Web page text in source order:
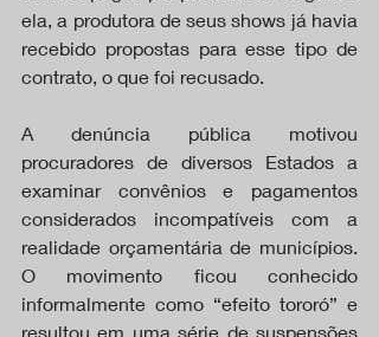
ela, a produtora de seus shows já havia
recebido propostas para esse tipo de
contrato, o que foi recusado.
A denúncia pública motivou
procuradores de diversos Estados a
examinar convênios e pagamentos
considerados incompatíveis com a
realidade orçamentária de municípios.
O movimento ficou conhecido
informalmente como “efeito tororó” e
resultou em uma série de suspensões